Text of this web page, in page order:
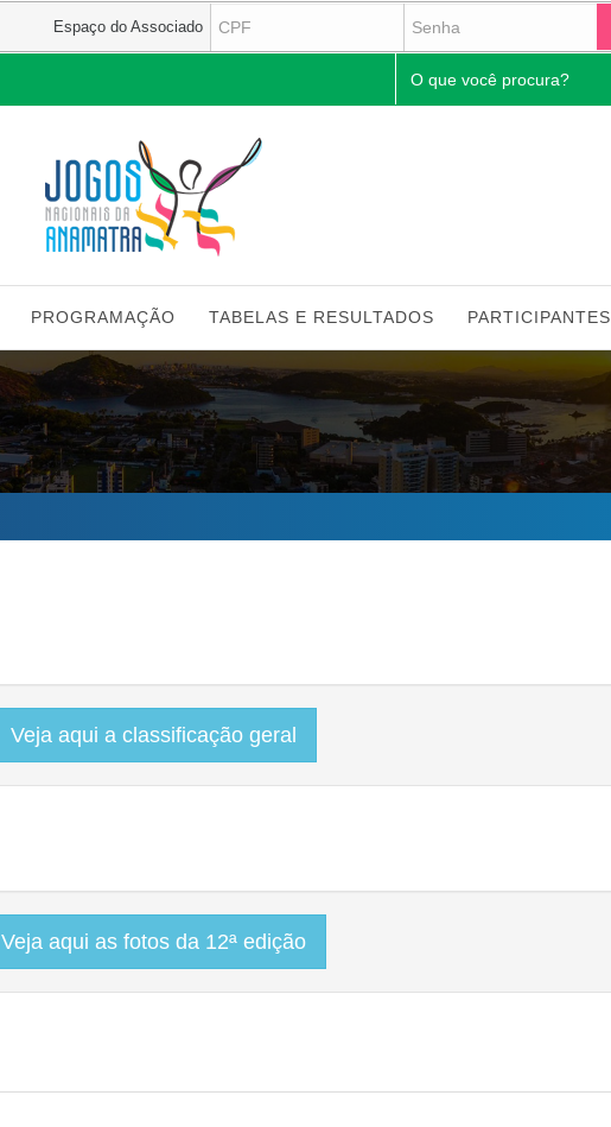
Espaço do Associado
Pesquisar
PROGRAMAÇÃO TABELAS E RESULTADOS PARTICIPANTES
Veja aqui a classificação geral
Veja aqui as fotos da 12ª edição